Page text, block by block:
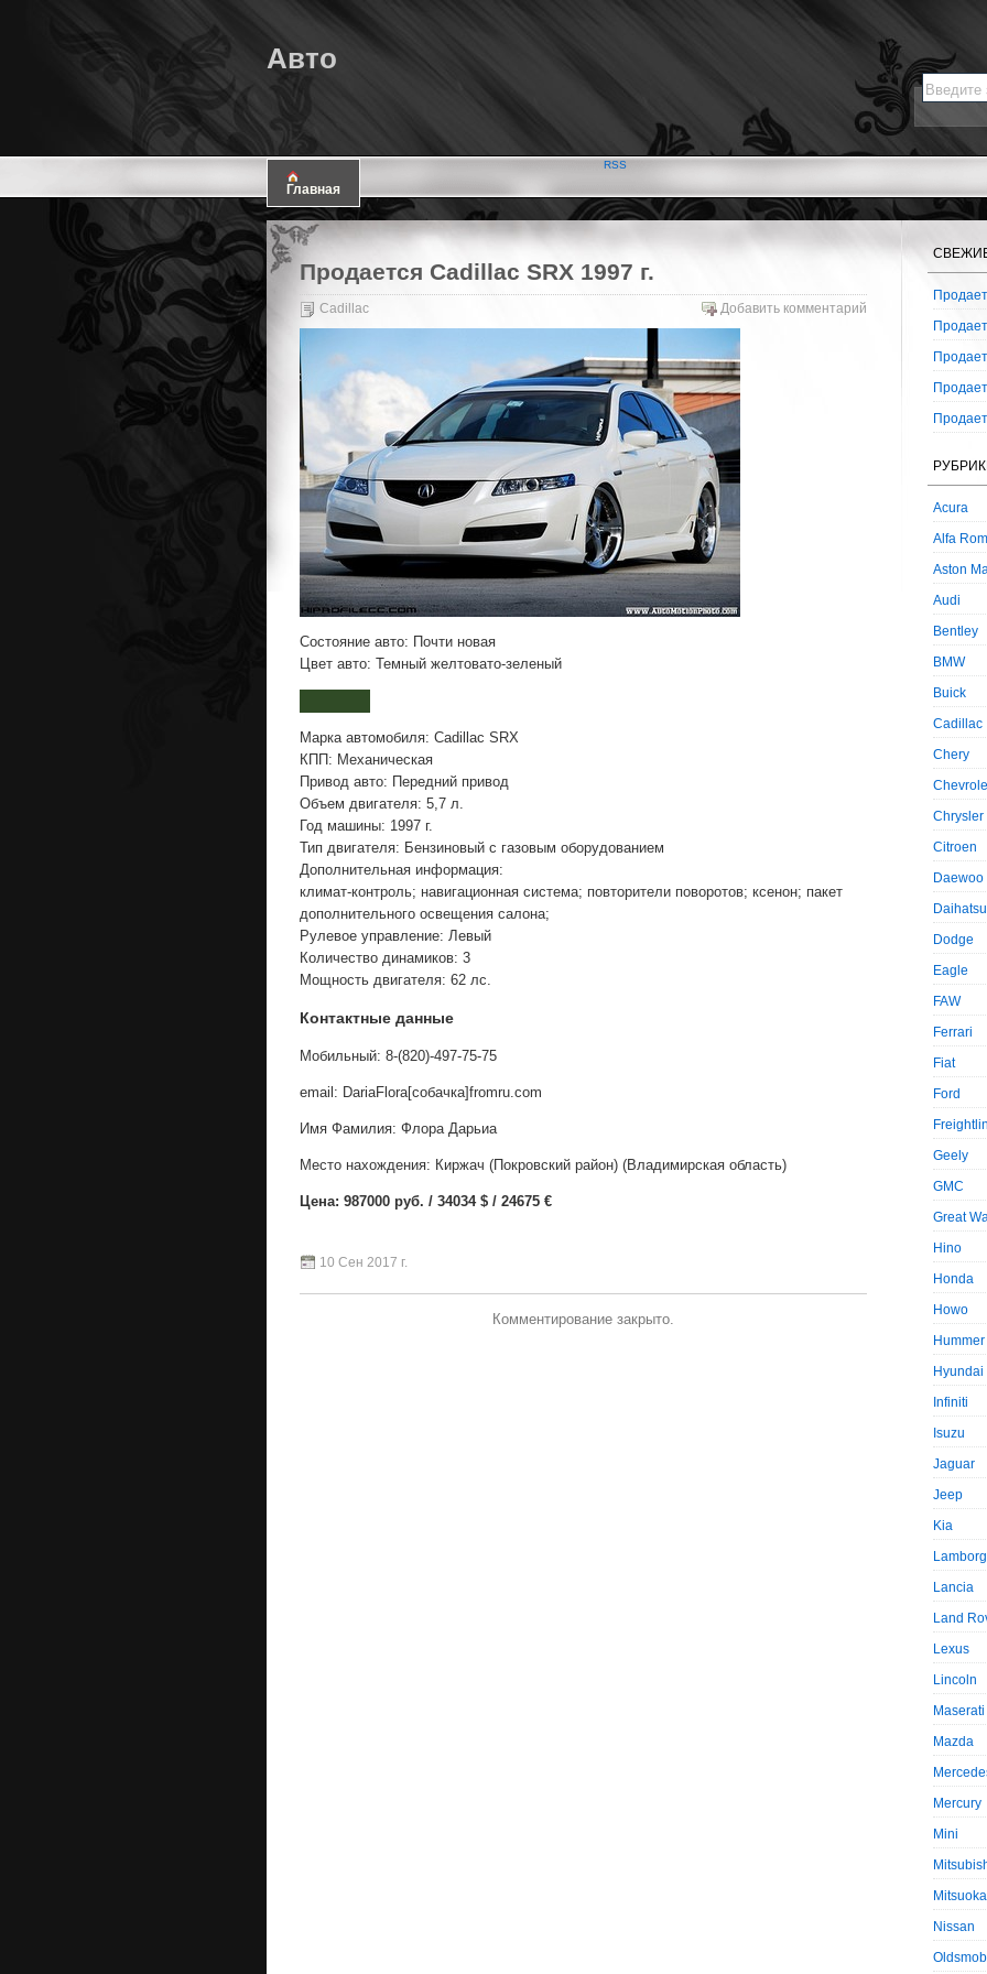
Авто
RSS
Главная
Продается Cadillac SRX 1997 г.
Cadillac Добавить комментарий
Состояние авто: Почти новая
Цвет авто: Темный желтовато-зеленый
Марка автомобиля: Cadillac SRX
КПП: Механическая
Привод авто: Передний привод
Объем двигателя: 5,7 л.
Год машины: 1997 г.
Тип двигателя: Бензиновый с газовым оборудованием
Дополнительная информация:
климат-контроль; навигационная система; повторители поворотов; ксенон; пакет
дополнительного освещения салона;
Рулевое управление: Левый
Количество динамиков: 3
Мощность двигателя: 62 лс.
Контактные данные
Мобильный: 8-(820)-497-75-75
email: DariaFlora[собачка]fromru.com
Имя Фамилия: Флора Дарьиа
Место нахождения: Киржач (Покровский район) (Владимирская область)
Цена: 987000 руб. / 34034 $ / 24675 €
10 Сен 2017 г.
Комментирование закрыто.
Acura
Alfa
Aston
Audi
Bentley
BMW
Buick
Cadillac
Chery
Chrysler
Citroen
Daewoo
Daihatsu
Dodge
Eagle
FAW
Ferrari
Fiat
Ford
Geely
GMC
Great
Hino
Honda
Howo
Hummer
Hyundai
Infiniti
Isuzu
Jaguar
Jeep
Kia
Lancia
Land
Lexus
Lincoln
Maserati
Mazda
Mercury
Mini
Mitsuoka
Nissan